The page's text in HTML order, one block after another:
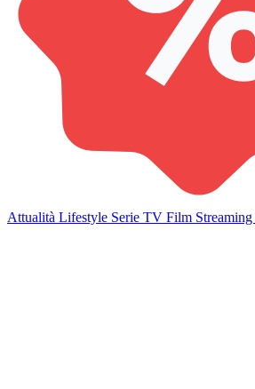
Attualità Lifestyle Serie TV Film Streaming